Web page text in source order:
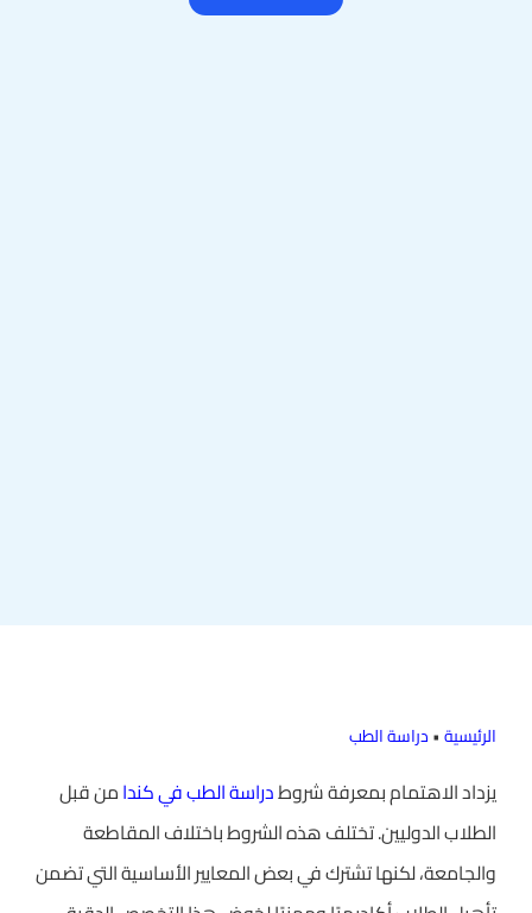
الرئيسية•دراسة الطب
يزداد الاهتمام بمعرفة شروطدراسة الطب في كندامن قبل
الطلاب الدوليين. تختلف هذه الشروط باختلاف المقاطعة
والجامعة، لكنها تشترك في بعض المعايير الأساسية التي تضمن